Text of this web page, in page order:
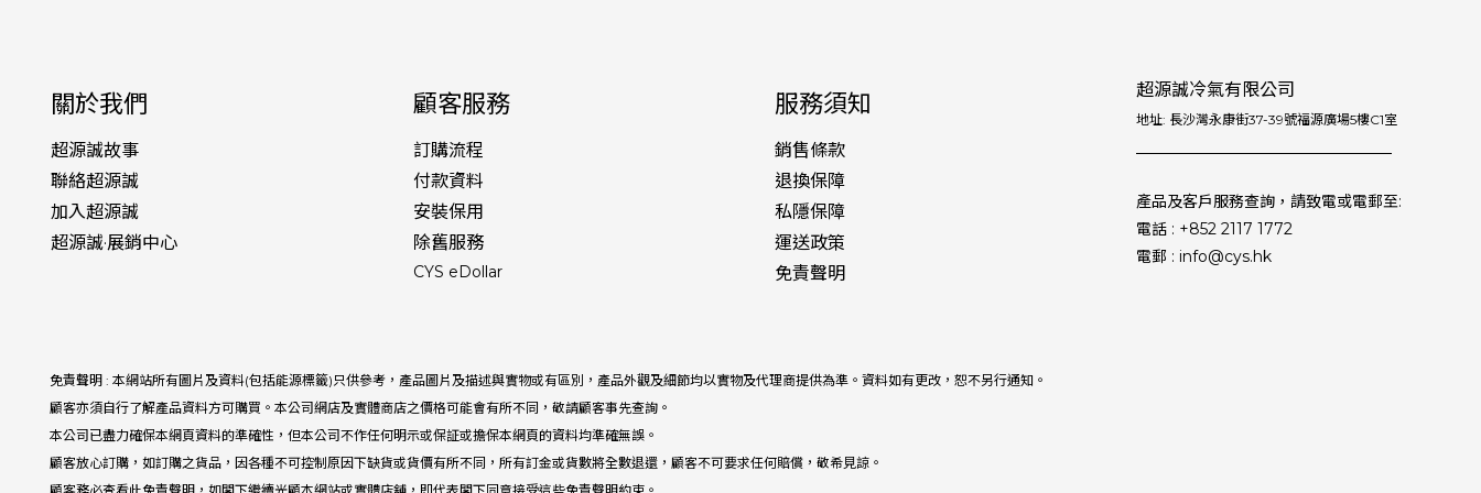
關於我們
超源誠故事
聯絡超源誠
加入超源誠
超源誠·展銷中心
顧客服務
訂購流程
付款資料
安裝保用
除舊服務
CYS eDollar
服務須知
銷售條款
退換保障
私隱保障
運送政策
免責聲明
超源誠冷氣有限公司
地址: 長沙灣永康街37-39號福源廣場5樓C1室
產品及客戶服務查詢，請致電或電郵至:
電話 : +852 2117 1772
電郵 : info@cys.hk
免責聲明 : 本網站所有圖片及資料(包括能源標籤)只供參考，產品圖片及描述與實物或有區別，產品外觀及細節均以實物及代理商提供為準。資料如有更改，恕不另行通知。
顧客亦須自行了解產品資料方可購買。本公司網店及實體商店之價格可能會有所不同，敬請顧客事先查詢。
本公司已盡力確保本網頁資料的準確性，但本公司不作任何明示或保証或擔保本網頁的資料均準確無誤。
顧客放心訂購，如訂購之貨品，因各種不可控制原因下缺貨或貨價有所不同，所有訂金或貨數將全數退還，顧客不可要求任何賠償，敬希見諒。